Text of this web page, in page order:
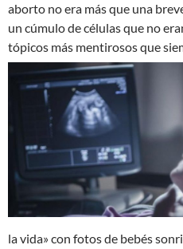
aborto no era más que una
un cúmulo de células que no
tópicos más mentirosos que
la vida» con fotos de bebés